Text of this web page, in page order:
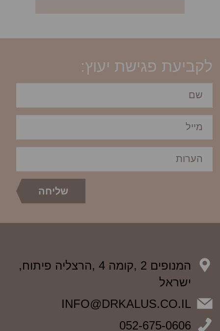
לקביעת פגישת יעוץ:
המנופים 2 ,קומה 4 ,הרצליה פיתוח,
ישראל
INFO@DRKALUS.CO.IL
052-675-0606